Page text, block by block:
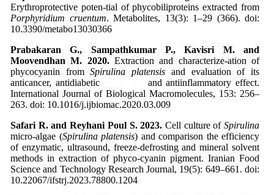
Erythroprotective poten-tial of phycobiliproteins extracted from
Porphyridium cruentum. Metabolites, 13(3): 1–29 (366). doi:
10.3390/metabo13030366
Prabakaran G., Sampathkumar P., Kavisri M. and
Moovendhan M. 2020. Extraction and characterize-ation of
phycocyanin fromSpirulina platensis and evaluation of its
anticancer, antidiabetic and antiinflammatory effect.
International Journal of Biological Macromolecules, 153: 256–
263. doi: 10.1016/j.ijbiomac.2020.03.009
Safari R. and Reyhani Poul S. 2023. Cell culture ofSpirulina
micro-algae (Spirulina platensis) and comparison the efficiency
of enzymatic, ultrasound, freeze-defrosting and mineral solvent
methods in extraction of phyco-cyanin pigment. Iranian Food
Science and Technology Research Journal, 19(5): 649–661. doi:
10.22067/ifstrj.2023.78800.1204